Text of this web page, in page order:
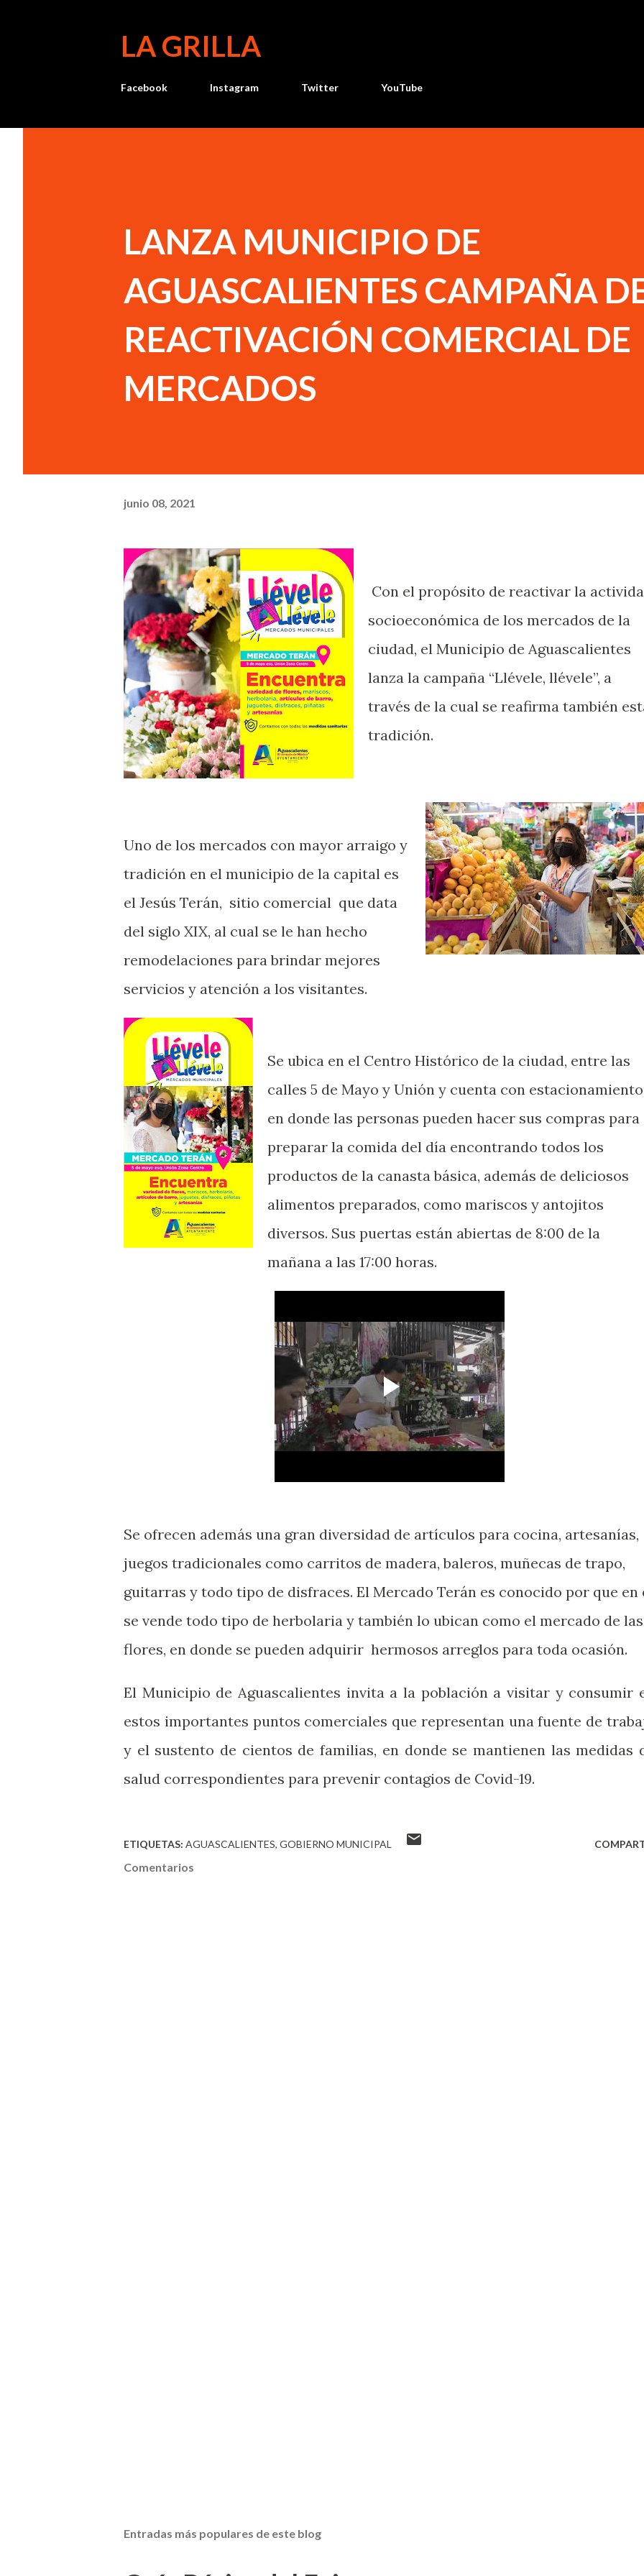
LA GRILLA
Facebook Instagram Twitter YouTube
LANZA MUNICIPIO DE
AGUASCALIENTES CAMPAÑA
REACTIVACIÓN COMERCIAL DE
MERCADOS
junio 08, 2021
Con el propósito de reactivar la
socioeconómica de los mercados de la
ciudad, el Municipio de Aguascalientes
lanza la campaña “Llévele, llévele”, a
través de la cual se reafirma también
tradición.
Uno de los mercados con mayor arraigo y
tradición en el municipio de la capital es
el Jesús Terán, sitio comercial que data
del siglo XIX, al cual se le han hecho
remodelaciones para brindar mejores
servicios y atención a los visitantes.
Se ubica en el Centro Histórico de la ciudad, entre las
calles 5 de Mayo y Unión y cuenta con
en donde las personas pueden hacer sus compras para
preparar la comida del día encontrando todos los
productos de la canasta básica, además de deliciosos
alimentos preparados, como mariscos y antojitos
diversos. Sus puertas están abiertas de 8:00 de la
mañana a las 17:00 horas.
Se ofrecen además una gran diversidad de artículos para cocina, artesanías,
juegos tradicionales como carritos de madera, baleros, muñecas de trapo,
guitarras y todo tipo de disfraces. El Mercado Terán es conocido por que en
se vende todo tipo de herbolaria y también lo ubican como el mercado de las
flores, en donde se pueden adquirir hermosos arreglos para toda ocasión.
El Municipio de Aguascalientes invita a la población a visitar y consumir
estos importantes puntos comerciales que representan una fuente de
y el sustento de cientos de familias, en donde se mantienen las medidas
salud correspondientes para prevenir contagios de Covid-19.
ETIQUETAS: AGUASCALIENTES GOBIERNO MUNICIPAL
Comentarios
Entradas más populares de este blog